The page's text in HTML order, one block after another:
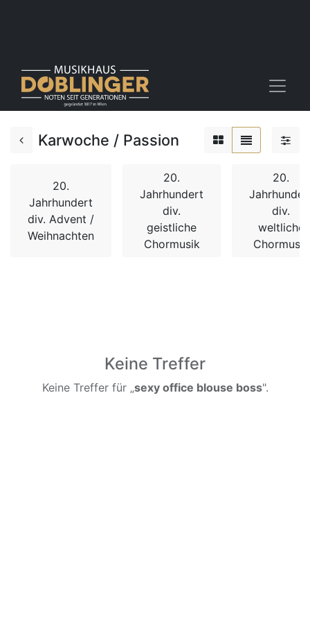
Karwoche / Passion
20.
Jahrhundert
div. Advent /
Weihnachten
20.
Jahrhundert
div.
geistliche
Chormusik
20.
div.
weltliche
Chormusik
Keine Treffer
Keine Treffer für „sexy office blouse boss".